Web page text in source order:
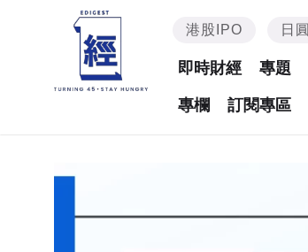
港股IPO 日圓
即時財經 專題
專欄 訂閱專區